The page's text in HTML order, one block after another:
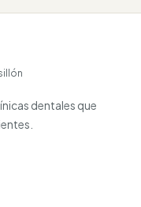
dentales que